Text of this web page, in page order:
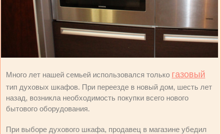
Много лет нашей семьей использовался только газовый
тип духовых шкафов. При переезде в новый дом, шесть лет
назад, возникла необходимость покупки всего нового
бытового оборудования.
При выборе духового шкафа, продавец в магазине убедил